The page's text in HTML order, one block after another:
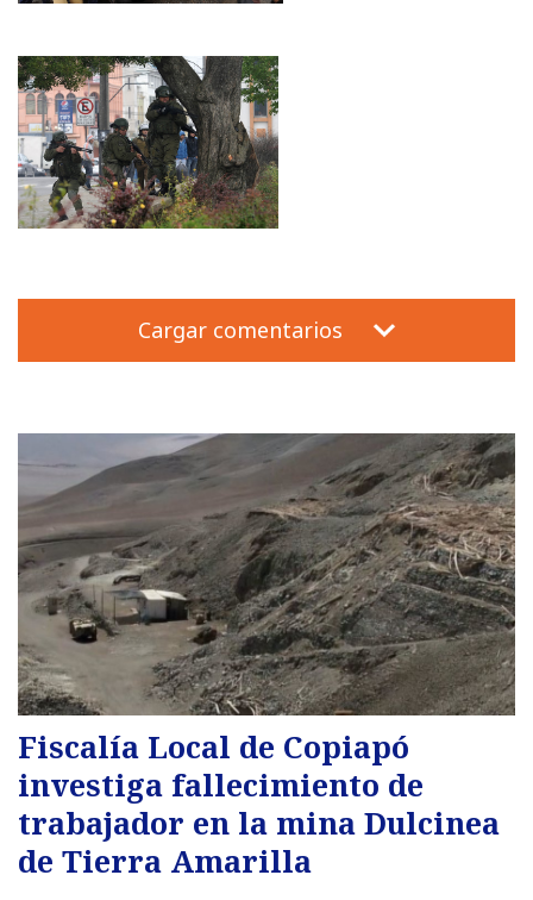
Cargar comentarios
Fiscalía Local de Copiapó
investiga fallecimiento de
trabajador en la mina Dulcinea
de Tierra Amarilla